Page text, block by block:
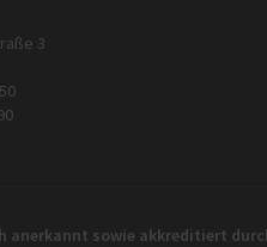
3
anerkannt sowie akkreditiert